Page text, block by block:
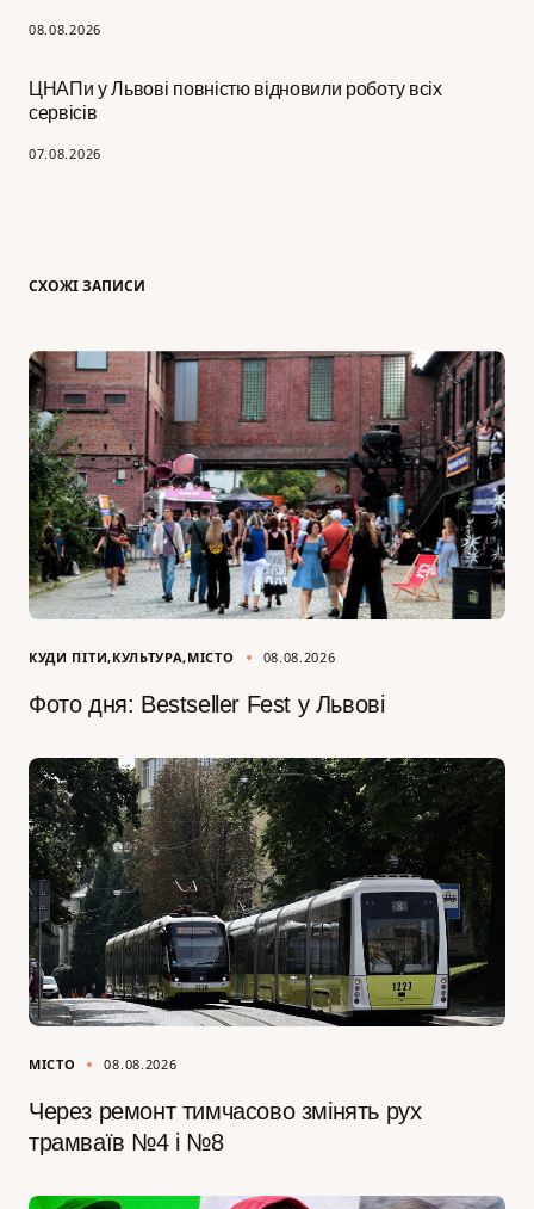
08.08.2026
ЦНАПи у Львові повністю відновили роботу всіх
сервісів
07.08.2026
СХОЖІ ЗАПИСИ
КУДИ ПІТИ КУЛЬТУРА МІСТО 08.08.2026
Фото дня: Bestseller Fest у Львові
МІСТО 08.08.2026
Через ремонт тимчасово змінять рух
трамваїв №4 і №8